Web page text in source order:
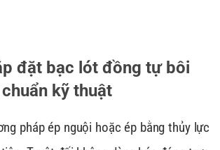
đặt bạc lót đồng tự bôi
kỹ thuật
pháp ép nguội hoặc ép bằng thủy lực